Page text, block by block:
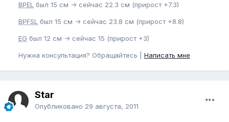
BPEL был 15 см -> сейчас 22.3 см (прирост +7.3)
BPFSL был 15 см -> сейчас 23.8 см (прирост +8.8)
EG был 12 см -> сейчас 15 (прирост +3)
Нужна консультация? Обращайтесь | Написать мне
Star
Опубликовано 29 августа, 2011